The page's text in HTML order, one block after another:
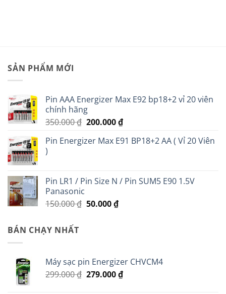
SẢN PHẨM MỚI
Pin AAA Energizer Max E92 bp18+2 vỉ 20 viên
chính hãng
350.000₫ Giá
là:
200.000₫Giá
tại
Pin Energizer Max E91 BP18+2 AA ( Vỉ 20 Viên
)
Pin LR1 / Pin Size N / Pin SUM5 E90 1.5V
Panasonic
150.000₫ Giá
50.000₫Giá
BÁN CHẠY NHẤT
Máy sạc pin Energizer CHVCM4
299.000₫ Giá
279.000₫Giá